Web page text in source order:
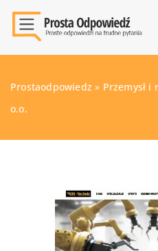
Prostaodpowiedz » Przemysł i
o.o.